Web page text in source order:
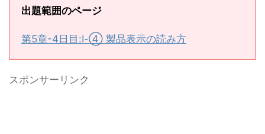
出題範囲のページ
第5章-4日目:Ⅰ-④ 製品表示の読み方
スポンサーリンク